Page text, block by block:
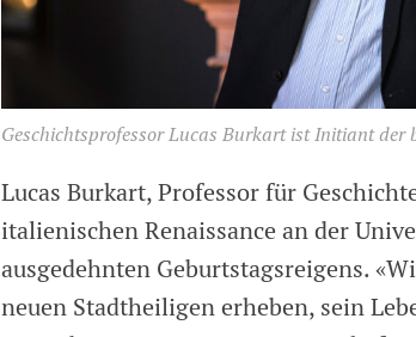
Geschichtsprofessor Lucas Burkart ist Initiant
Lucas Burkart, Professor für
italienischen Renaissance an der
ausgedehnten Geburtstagsreigens.
neuen Stadtheiligen erheben, sein